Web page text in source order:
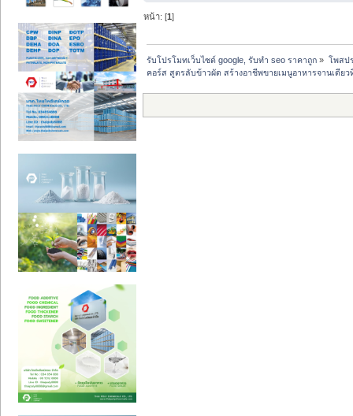
หน้า: [1]
รับโปรโมทเว็บไซต์ google, รับทำ seo ราคาถูก » โพสป
คอร์ส สูตรลับข้าวผัด สร้างอาชีพขายเมนูอาหารจานเดียว